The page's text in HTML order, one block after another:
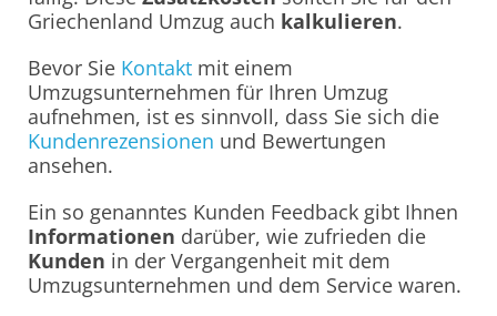
Griechenland Umzug auch kalkulieren.
Bevor Sie Kontakt mit einem
Umzugsunternehmen für Ihren Umzug
aufnehmen, ist es sinnvoll, dass Sie sich die
Kundenrezensionen und Bewertungen
ansehen.
Ein so genanntes Kunden Feedback gibt Ihnen
Informationen darüber, wie zufrieden die
Kunden in der Vergangenheit mit dem
Umzugsunternehmen und dem Service waren.